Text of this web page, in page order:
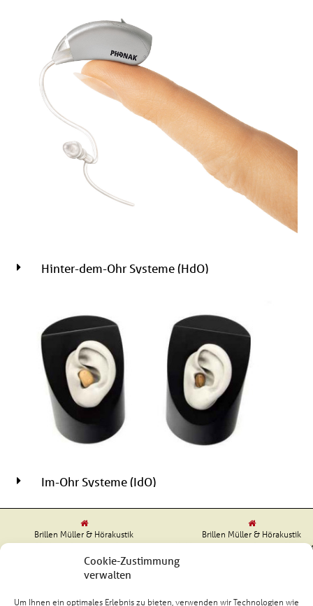
Cookie-Zustimmung
verwalten
Um Ihnen ein optimales Erlebnis zu bieten, verwenden wir Technologien wie
Hinter-dem-Ohr Systeme (HdO)
Im-Ohr Systeme (IdO)
Brillen Müller & Hörakustik
Markt 12 | 56812 Cochem
Tel. (02671) 98750
Brillen Müller & Hörakustik
Koblenzer Straße 58 | 56759